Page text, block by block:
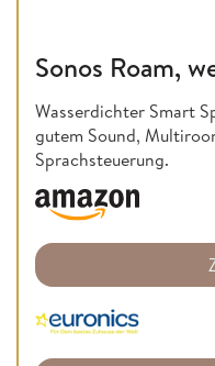
Sonos Roam,
Wasserdichter Smart
gutem Sound,
Sprachsteuerung.